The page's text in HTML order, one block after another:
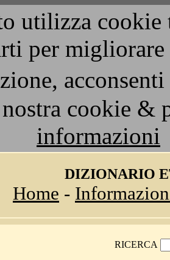
utilizza
per
nostra cookie &
informazioni
DIZIONARIO
Home -
RICERCA